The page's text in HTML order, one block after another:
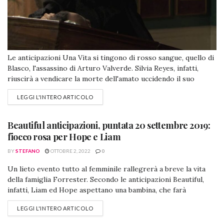
Le anticipazioni Una Vita si tingono di rosso sangue, quello di
Blasco, l'assassino di Arturo Valverde. Silvia Reyes, infatti,
riuscirà a vendicare la morte dell'amato uccidendo il suo
sicario. Antonito Palacios vedrà il lieto fine per la vicenda dei
suo brevetto, ma sarà costretto a rinunciare alla compagnia
LEGGI L'INTERO ARTICOLO
Beautiful anticipazioni, puntata 20 settembre 2019:
fiocco rosa per Hope e Liam
BYSTEFANO OTTOBRE 2, 2022 0
PROGRAMMI TV
Un lieto evento tutto al femminile rallegrerà a breve la vita
della famiglia Forrester. Secondo le anticipazioni Beautiful,
infatti, Liam ed Hope aspettano una bambina, che farà
compagnia alla piccola Kelly, la figlia che il giovane Spencer ha
avuto da Steffy. Brooke confida a Katie la difficile situazione
LEGGI L'INTERO ARTICOLO